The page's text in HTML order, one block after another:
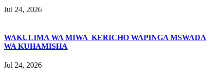
Jul 24, 2026
WAKULIMA WA MIWA KERICHO WAPINGA MSWADA
WA KUHAMISHA
Jul 24, 2026